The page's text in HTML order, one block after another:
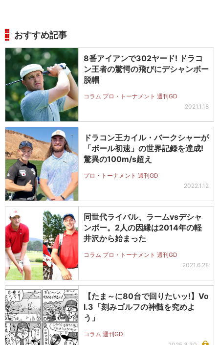
おすすめ記事
8番アイアンで302ヤード! ドラコ
ン王者の驚愕の飛びにデシャンボー
脱帽
コラム プロ・トーナメント 週刊GD
2021.1.18
ドラコン王カイル・バークシャーが
「ボール初速」の世界記録を達成!
驚異の100m/s超え
プロ・トーナメント 週刊GD
2022.1.12
同世代ライバル、ラームvsデシャ
ンボー。2人の因縁は2014年の軽
井沢から始まった
コラム プロ・トーナメント 週刊GD
2021.6.28
【たま～に80台で回りたいッ!】Vo
l.3「刻みゴルフの神髄を究めよ
う」
コラム 週刊GD